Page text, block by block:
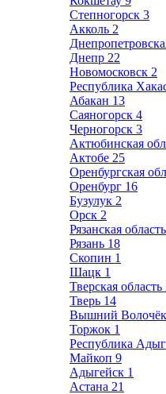
Степногорск 3
Акколь 2
Днепр 22
Новомосковск 2
Республика
Абакан 13
Саяногорск 4
Черногорск 3
Актюбинская
Актобе 25
Оренбургская
Оренбург 16
Бузулук 2
Орск 2
Рязанская область
Рязань 18
Скопин 1
Шацк 1
Тверская область
Тверь 14
Вышний Волочёк
Торжок 1
Республика
Майкоп 9
Адыгейск 1
Астана 21